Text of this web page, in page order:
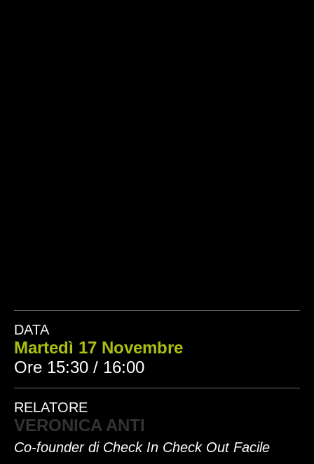
DATA
Martedì 17 Novembre
Ore 15:30 / 16:00
RELATORE
VERONICA ANTI
Co-founder di Check In Check Out Facile